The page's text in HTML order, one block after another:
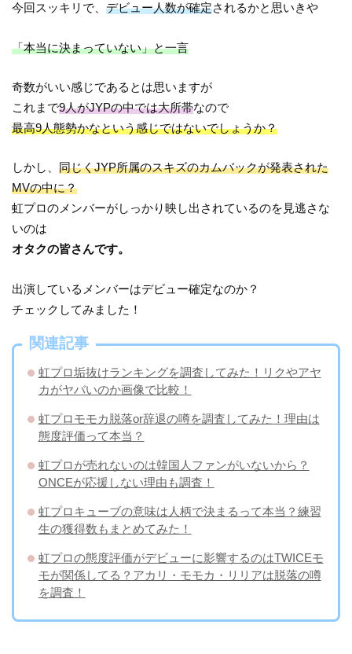
今回スッキリで、デビュー人数が確定されるかと思いきや
「本当に決まっていない」と一言
奇数がいい感じであるとは思いますが
これまで9人がJYPの中では大所帯なので
最高9人態勢かなという感じではないでしょうか？
しかし、同じくJYP所属のスキズのカムバックが発表された
MVの中に？
虹プロのメンバーがしっかり映し出されているのを見逃さな
いのは
オタクの皆さんです。
出演しているメンバーはデビュー確定なのか？
チェックしてみました！
関連記事
虹プロ垢抜けランキングを調査してみた！リクやアヤ
カがヤバいのか画像で比較！
虹プロモモカ脱落or辞退の噂を調査してみた！理由は
態度評価って本当？
虹プロが売れないのは韓国人ファンがいないから？
ONCEが応援しない理由も調査！
虹プロキューブの意味は人柄で決まるって本当？練習
生の獲得数もまとめてみた！
虹プロの態度評価がデビューに影響するのはTWICEモ
モが関係してる？アカリ・モモカ・リリアは脱落の噂
を調査！